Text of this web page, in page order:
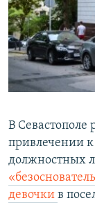
ПОБЕДИТЕЛЕЙ
ELIFBE
УКРАИНСКАЯ
В Севастополе
привлечении к
должностных
девочки в